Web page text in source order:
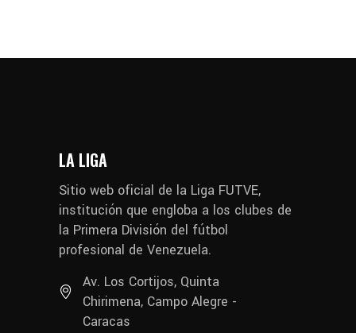
LA LIGA
Sitio web oficial de la Liga FUTVE,
institución que engloba a los clubes de
la Primera División del fútbol
profesional de Venezuela.
Av. Los Cortijos, Quinta
Chirimena, Campo Alegre -
Caracas